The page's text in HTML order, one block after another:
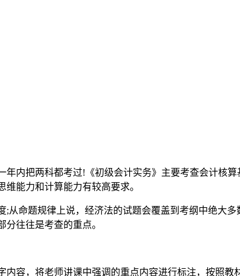
内把两科都考过!《初级会计实务》主要考查会计核
能力和计算能力有较高要求。
;从命题规律上说，经济法的试题会覆盖到考纲中绝大
往往是考查的重点。
容，将老师讲课中强调的重点内容进行标注，按照